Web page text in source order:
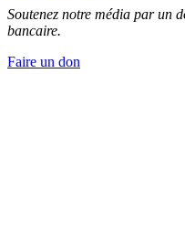
Soutenez notre média par un
bancaire.
Faire un don